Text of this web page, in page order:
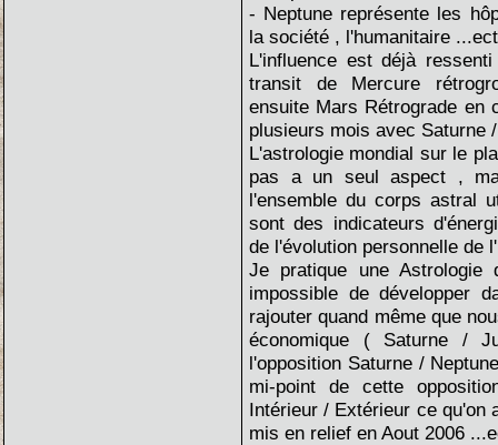
- Neptune représente les
la société , l'humanitaire
L'influence est déjà
transit de Mercure
ensuite Mars Rétrograde en
plusieurs mois avec Saturne
L'astrologie mondial sur le
pas a un seul aspect ,
l'ensemble du corps astral
sont des indicateurs
de l'évolution personnelle de
Je pratique une
impossible de développer
rajouter quand même que
économique ( Saturne /
l'opposition Saturne /
mi-point de cette
Intérieur / Extérieur ce qu'on
mis en relief en Aout 2006